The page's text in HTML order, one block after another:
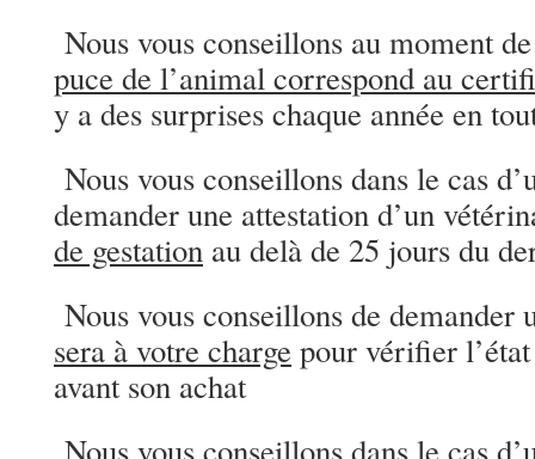
Nous vous conseillons au moment
puce de l’animal correspond au
y a des surprises chaque année en
Nous vous conseillons dans le cas
demander une attestation d’un
de gestation au delà de 25 jours du
Nous vous conseillons de demander
sera à votre charge pour vérifier
avant son achat